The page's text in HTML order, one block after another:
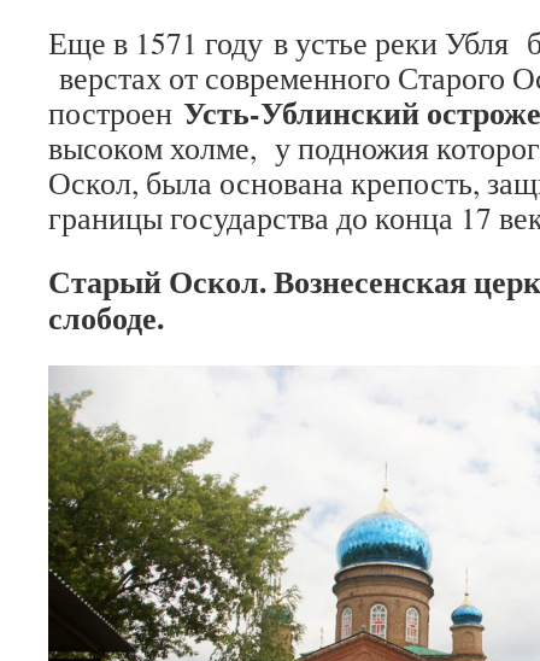
Еще в 1571 году в устье реки Убля
верстах от современного Старого
построен Усть-Ублинский
высоком холме, у подножия
Оскол, была основана крепость,
границы государства до конца 17
Старый Оскол. Вознесенская
слободе.